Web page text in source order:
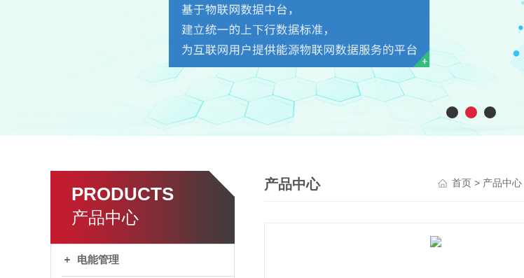
PRODUCTS
产品中心
电能管理
产品中心 首页 > 产品中心